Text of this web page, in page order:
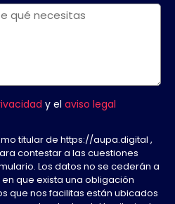
y el aviso legal
titular de https://aupa.digital ,
contestar a las cuestiones
Los datos no se cederán a
que exista una obligación
que nos facilitas están ubicados